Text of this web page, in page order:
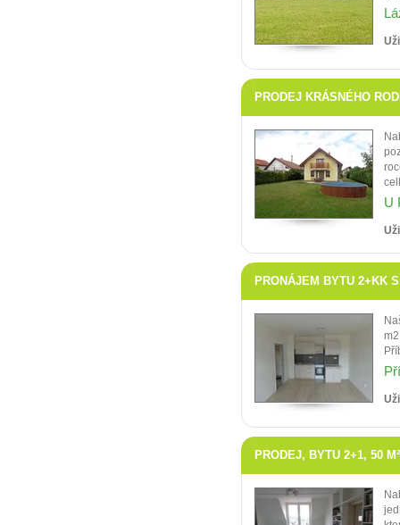
PRODEJ KRÁSNÉHO
U
PRONÁJEM BYTU 2+KK
PRODEJ, BYTU 2+1, 50